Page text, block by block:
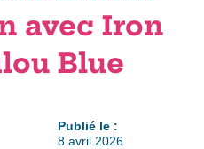
avec Iron
Blue
Publié le :
8 avril 2026